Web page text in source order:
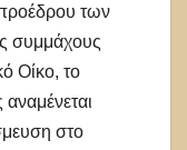
των
συμμάχους
Οίκο, το
στο